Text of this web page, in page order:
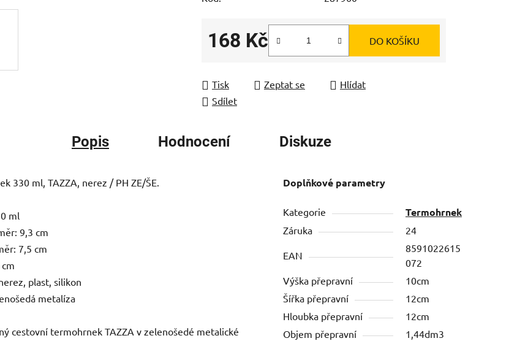
hvězdiček.
168 Kč DO KOŠÍKU
Tisk Zeptat se
Hlídat
Sdílet
Popis Hodnocení Diskuze
330 ml, TAZZA, nerez / PH ZE/ŠE.
ml
9,3 cm
7,5 cm
plast, silikon
metalíza
cestovní termohrnek TAZZA v zelenošedé metalické
Doplňkové parametry
Kategorie Termohrnek
Záruka 24
EAN
8591022615
072
Výška přepravní
10cm
Šířka přepravní
12cm
Hloubka přepravní
12cm
Objem přepravní
1,44dm3